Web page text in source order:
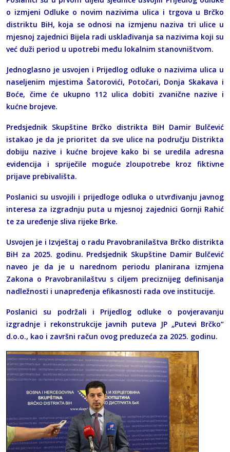
o izmjeni Odluke o novim nazivima ulica i trgova u Brčko
distriktu BiH, koja se odnosi na izmjenu naziva tri ulice u
mjesnoj zajednici Bijela radi usklađivanja sa nazivima koji su
već duži period u upotrebi među lokalnim stanovništvom.
Jednoglasno je usvojen i Prijedlog odluke o nazivima ulica u
naseljenim mjestima Šatorovići, Potočari, Donja Skakava i
Boće, čime će ukupno 112 ulica dobiti zvanične nazive i
kućne brojeve.
Predsjednik Skupštine Brčko distrikta BiH Damir Bulčević
istakao je da je prioritet da sve ulice na području Distrikta
dobiju nazive i kućne brojeve kako bi se uredila adresna
evidencija i spriječile moguće zloupotrebe kroz fiktivne
prijave prebivališta.
Poslanici su usvojili i prijedloge odluka o utvrđivanju javnog
interesa za izgradnju puta u mjesnoj zajednici Gornji Rahić
te za uređenje sliva rijeke Brke.
Usvojen je i Izvještaj o radu Pravobranilaštva Brčko distrikta
BiH za 2025. godinu. Predsjednik Skupštine Damir Bulčević
naveo je da je u narednom periodu planirana izmjena
Zakona o Pravobranilaštvu s ciljem preciznijeg definisanja
nadležnosti i unapređenja efikasnosti rada ove institucije.
Poslanici su podržali i Prijedlog odluke o povjeravanju
izgradnje i rekonstrukcije javnih puteva JP „Putevi Brčko“
d.o.o., kao i završni račun ovog preduzeća za 2025. godinu.